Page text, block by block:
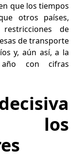
que los tiempos
otros países,
de
de transporte
y, aún así, a la
con cifras